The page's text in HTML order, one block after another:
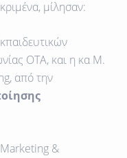
μίλησαν:
ΟΤΑ, και η κα Μ.
από την
&